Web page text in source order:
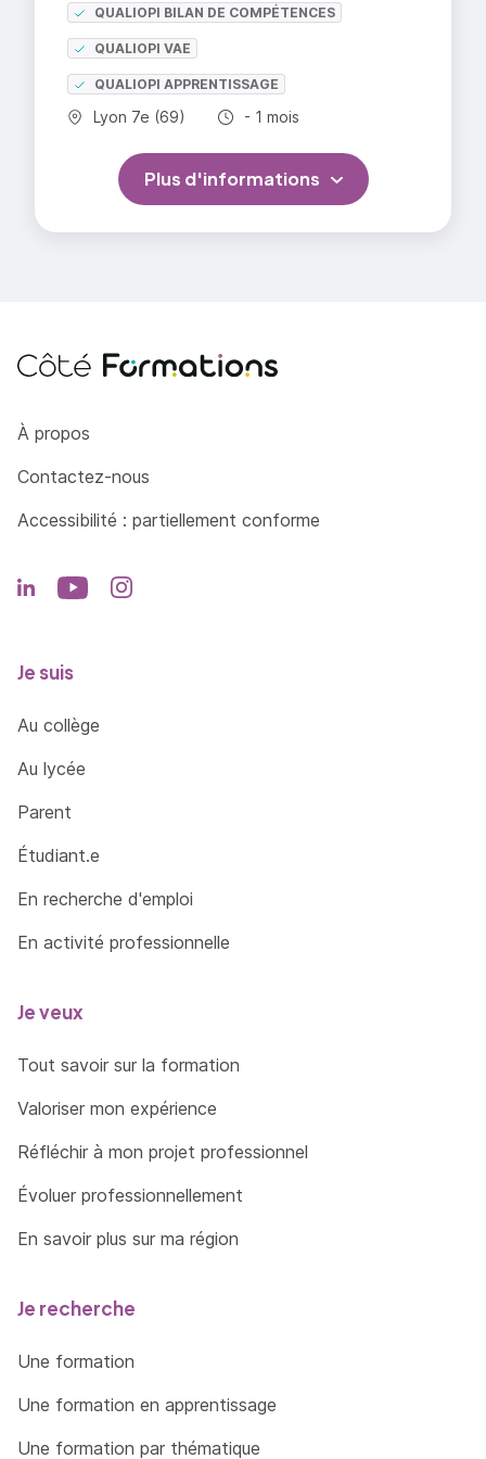
QUALIOPI BILAN DE COMPÉTENCES
QUALIOPI VAE
QUALIOPI APPRENTISSAGE
Commune :
Lyon 7e (69) Durée totale :
- 1 mois
Plus d'informations
Côté Formations
À propos
Contactez-nous
Accessibilité : partiellement conforme
Je suis
Au collège
Au lycée
Parent
Étudiant.e
En recherche d'emploi
En activité professionnelle
Je veux
Tout savoir sur la formation
Valoriser mon expérience
Réfléchir à mon projet professionnel
Évoluer professionnellement
En savoir plus sur ma région
Je recherche
Une formation
Une formation en apprentissage
Une formation par thématique